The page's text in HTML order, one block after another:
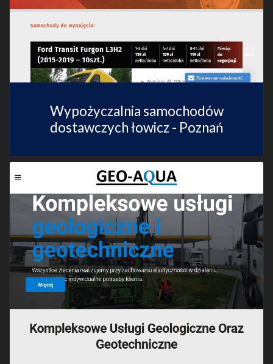
Wypożyczalnia samochodów
dostawczych łowicz - Poznań